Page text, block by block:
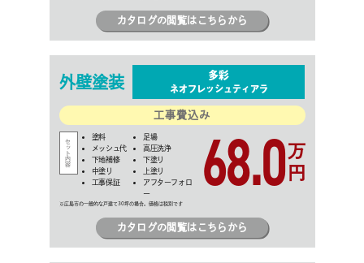
カタログの閲覧はこちらから
外壁塗装 多彩
ネオフレッシュティアラ
工事費込み
塗料
足場
メッシュ代
高圧洗浄
下地補修
下塗り
中塗り
上塗り
工事保証
アフターフォロ
ー
68.0万
円
カタログの閲覧はこちらから